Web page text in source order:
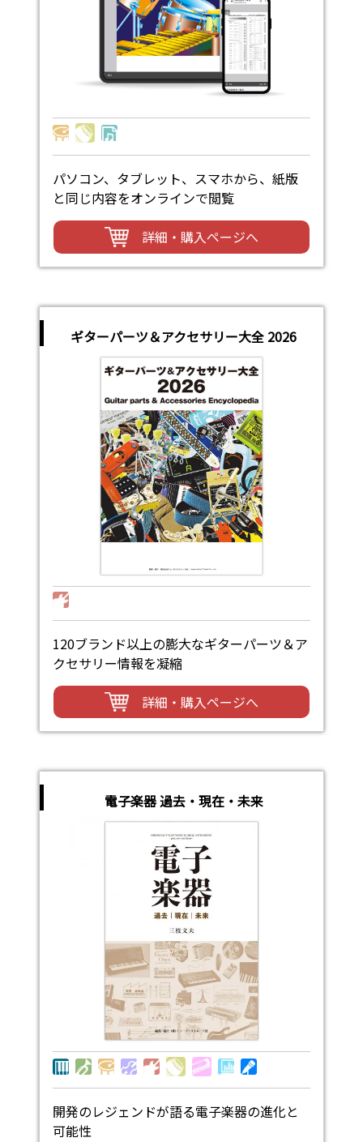
パソコン、タブレット、スマホから、紙版
と同じ内容をオンラインで閲覧
詳細・購入ページへ
ギターパーツ＆アクセサリー大全 2026
120ブランド以上の膨大なギターパーツ＆ア
クセサリー情報を凝縮
詳細・購入ページへ
電子楽器 過去・現在・未来
開発のレジェンドが語る電子楽器の進化と
可能性